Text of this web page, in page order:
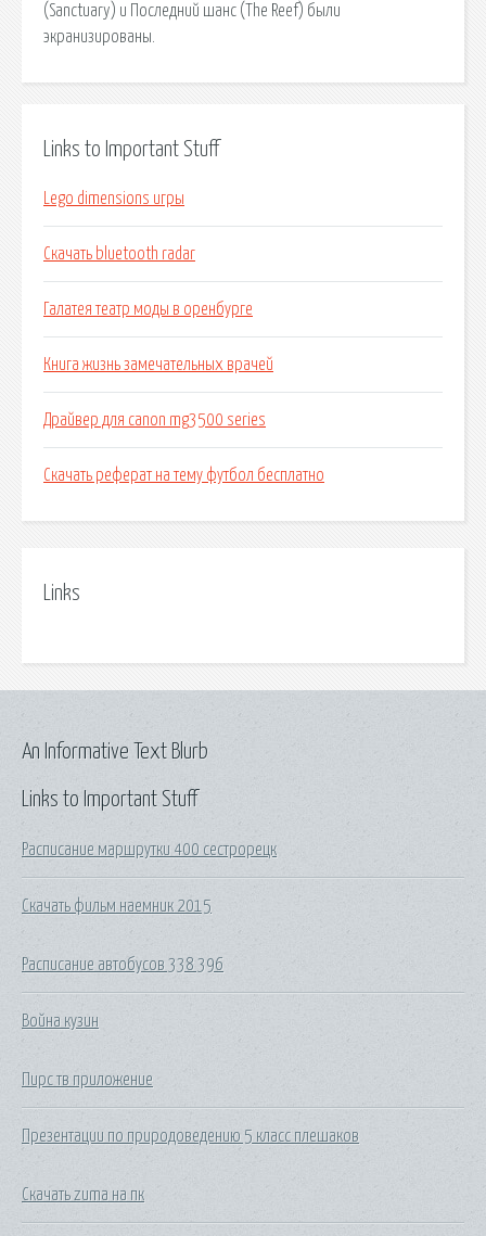
(Sanctuary) и Последний шанс (The Reef) были
экранизированы.
Links to Important Stuff
Lego dimensions игры
Скачать bluetooth radar
Галатея театр моды в оренбурге
Книга жизнь замечательных врачей
Драйвер для canon mg3500 series
Скачать реферат на тему футбол бесплатно
Links
Links to Important Stuff
Расписание маршрутки 400 сестрорецк
Скачать фильм наемник 2015
Расписание автобусов 338 396
Война кузин
Пирс тв приложение
Презентации по природоведению 5 класс плешаков
Скачать zuma на пк
An Informative Text Blurb